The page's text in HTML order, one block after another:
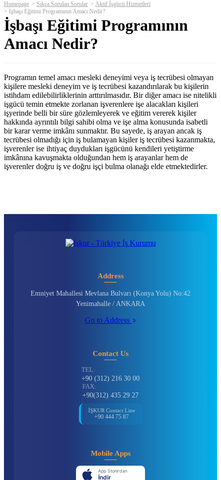
Homepage Sıkça Sorulan Sorular
Aktif İşgücü Hizmetleri
İşbaşı Eğitimi Programının Amacı Nedir?
İşbaşı Eğitimi Programının
Amacı Nedir?
Programın temel amacı mesleki deneyimi veya iş tecrübesi olmayan
kişilere mesleki deneyim ve iş tecrübesi kazandırılarak bu kişilerin
istihdam edilebilirliklerinin arttırılmasıdır. Bir diğer amacı ise nitelikli
işgücü temin etmekte zorlanan işverenlere işe alacakları kişileri
işyerinde belli bir süre gözlemleyerek ve eğitim vererek kişiler
hakkında ayrıntılı bilgi sahibi olma ve işe alma konusunda isabetli
bir karar verme imkânı sunmaktır. Bu sayede, iş arayan ancak iş
tecrübesi olmadığı için iş bulamayan kişiler iş tecrübesi kazanmakta,
işverenler ise ihtiyaç duydukları işgücünü kendileri yetiştirme
imkânına kavuşmakta olduğundan hem iş arayanlar hem de
işverenler doğru iş ve doğru işçi bulma olanağı elde etmektedirler.
Address
Emniyet Mahallesi Mevlana Bulvarı (Konya Yolu) No:42
Yenimahalle / ANKARA
Go to Address
Contact Us
TEL:
+90 (312) 216 30 00
FAX:
+90(312) 435 29 27
İŞKUR Contact Line
+90 444 75 87
Mobile Apps
App Store'dan
İndir